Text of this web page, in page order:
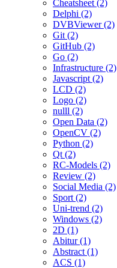
Cheatsheet (2)
Delphi (2)
DVBViewer (2)
Git (2)
GitHub (2)
Go (2)
Infrastructure (2)
Javascript (2)
LCD (2)
Logo (2)
nulll (2)
Open Data (2)
OpenCV (2)
Python (2)
Qt (2)
RC-Models (2)
Review (2)
Social Media (2)
Sport (2)
Uni-trend (2)
Windows (2)
2D (1)
Abitur (1)
Abstract (1)
ACS (1)